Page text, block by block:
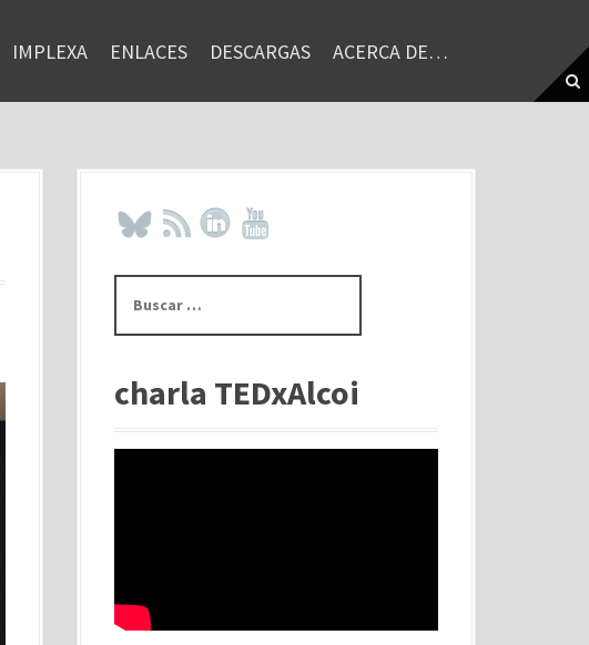
IMPLEXA ENLACES DESCARGAS ACERCA DE…
s
rcharla TEDxAlcoi